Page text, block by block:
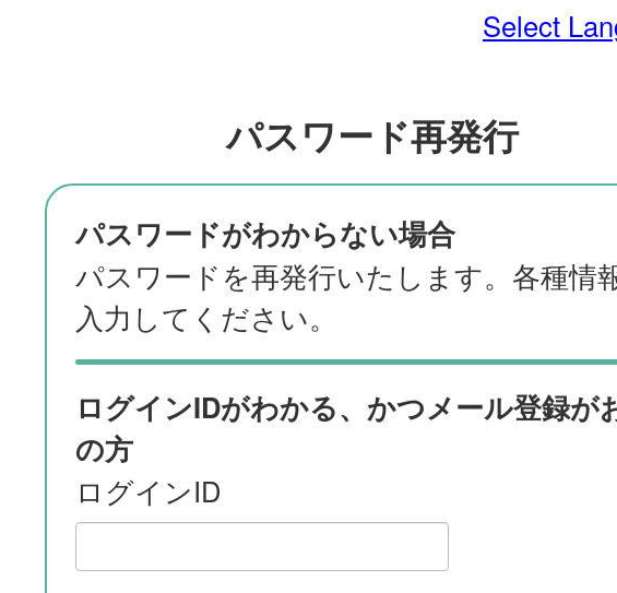
Select
パスワード再発行
パスワードがわからない場合
パスワードを再発行いたします。各種情
入力してください。
ログインIDがわかる、かつメール登録が
の方
ログインID